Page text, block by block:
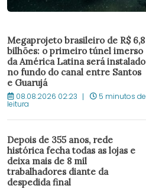
Megaprojeto brasileiro de R$ 6,8
bilhões: o primeiro túnel imerso
da América Latina será instalado
no fundo do canal entre Santos
e Guarujá
08.08.2026 02:23 5 minutos de
leitura
Depois de 355 anos, rede
histórica fecha todas as lojas e
deixa mais de 8 mil
trabalhadores diante da
despedida final